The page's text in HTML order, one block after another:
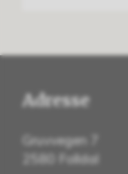
Adresse
Gruvvegen 7
2580 Folldal